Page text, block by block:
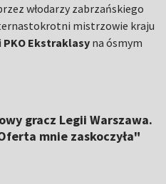
włodarzy zabrzańskiego
mistrzowie kraju
PKO Ekstraklasy na ósmym
gracz Legii Warszawa.
mnie zaskoczyła"